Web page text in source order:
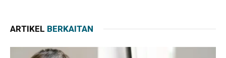
ARTIKEL BERKAITAN